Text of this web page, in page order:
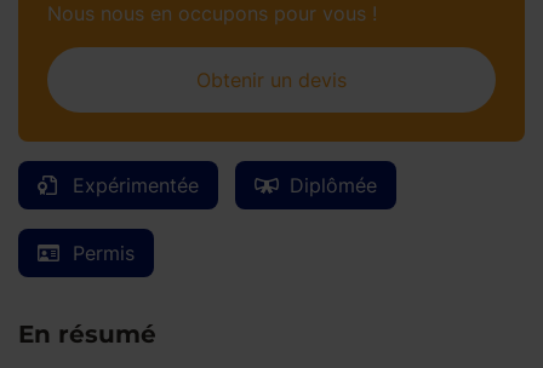
Expérimentée Diplômée
Permis
En résumé
Nous nous en occupons pour vous !
Obtenir un devis